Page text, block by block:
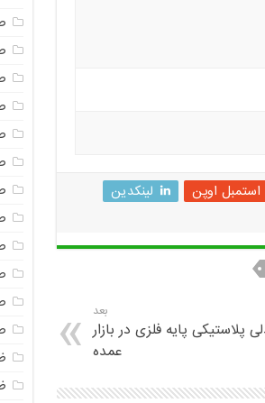
استمبل اوپن
لینکدین
بعد
پلاستیکی پایه فلزی در بازار
عمده